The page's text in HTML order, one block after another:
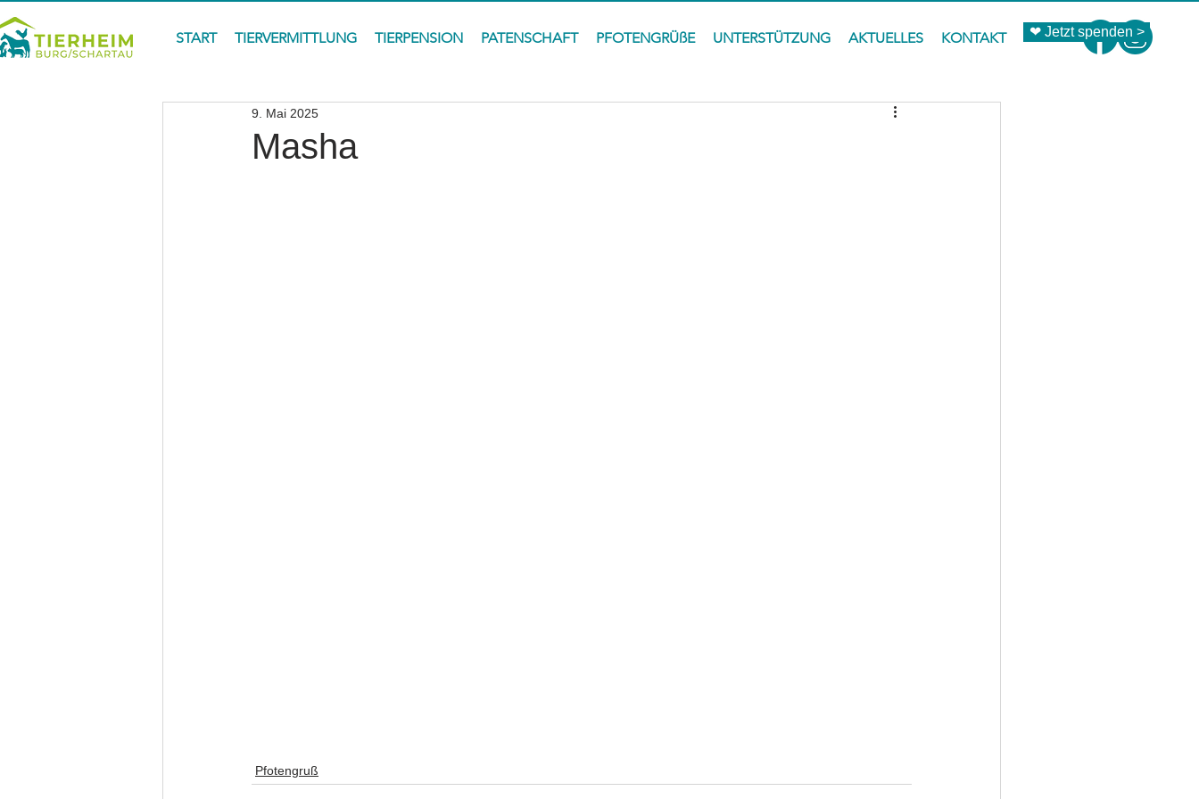
START TIERVERMITTLUNG TIERPENSION PATENSCHAFT PFOTENGRÜßE UNTERSTÜTZUNG AKTUELLES KONTAKT ❤ Jetzt spenden >
Masha
9. Mai 2025
Pfotengruß